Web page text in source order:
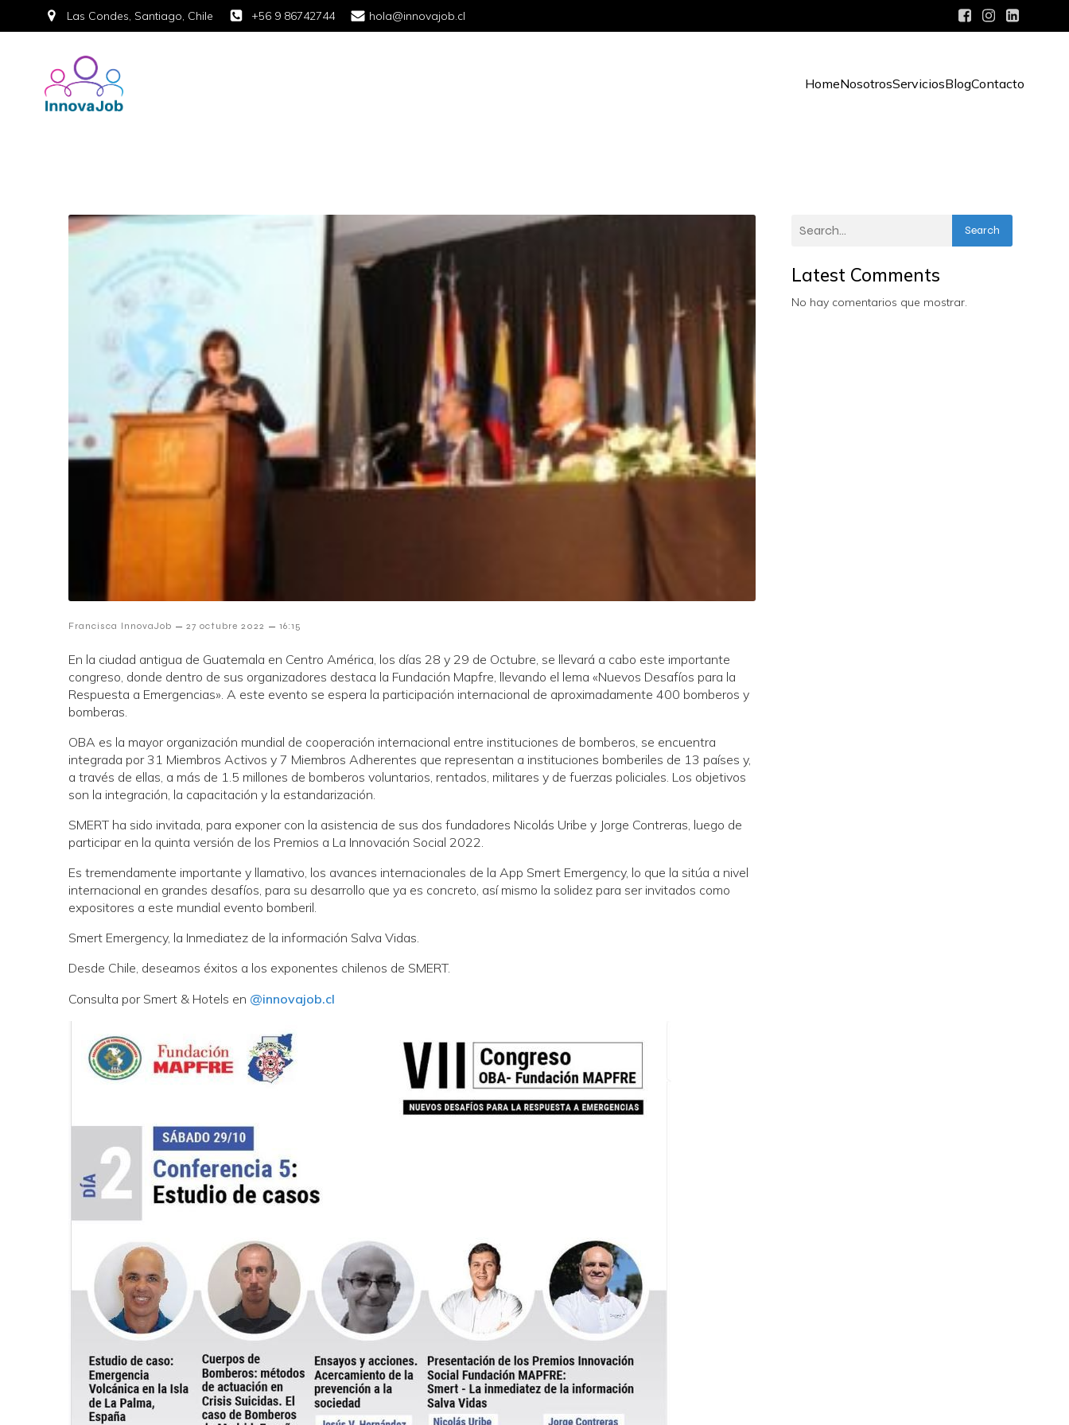
Las Condes, Santiago, Chile +56 9 86742744 hola@innovajob.cl
HomeNosotrosServiciosBlogContacto
Francisca InnovaJob – 27 octubre 2022 – 16:15
En la ciudad antigua de Guatemala en Centro América, los días 28 y 29 de Octubre, se llevará a cabo este importante
congreso, donde dentro de sus organizadores destaca la Fundación Mapfre, llevando el lema «Nuevos Desafíos para la
Respuesta a Emergencias». A este evento se espera la participación internacional de aproximadamente 400 bomberos y
bomberas.
OBA es la mayor organización mundial de cooperación internacional entre instituciones de bomberos, se encuentra
integrada por 31 Miembros Activos y 7 Miembros Adherentes que representan a instituciones bomberiles de 13 países y,
a través de ellas, a más de 1.5 millones de bomberos voluntarios, rentados, militares y de fuerzas policiales. Los objetivos
son la integración, la capacitación y la estandarización.
SMERT ha sido invitada, para exponer con la asistencia de sus dos fundadores Nicolás Uribe y Jorge Contreras, luego de
participar en la quinta versión de los Premios a La Innovación Social 2022.
Es tremendamente importante y llamativo, los avances internacionales de la App Smert Emergency, lo que la sitúa a nivel
internacional en grandes desafíos, para su desarrollo que ya es concreto, así mismo la solidez para ser invitados como
expositores a este mundial evento bomberil.
Smert Emergency, la Inmediatez de la información Salva Vidas.
Desde Chile, deseamos éxitos a los exponentes chilenos de SMERT.
Consulta por Smert & Hotels en @innovajob.cl
Search
Latest Comments
No hay comentarios que mostrar.